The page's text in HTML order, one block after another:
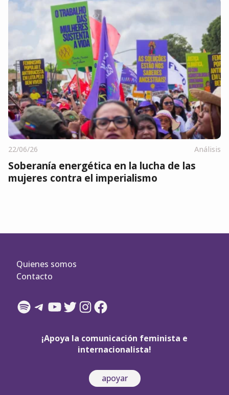
22/06/26 Análisis
Soberanía energética en la lucha de las
mujeres contra el imperialismo
Quienes somos
Contacto
Spotify
Telegram
YouTube
Twitter
Instagram
Facebook
¡Apoya la comunicación feminista e
internacionalista!
apoyar